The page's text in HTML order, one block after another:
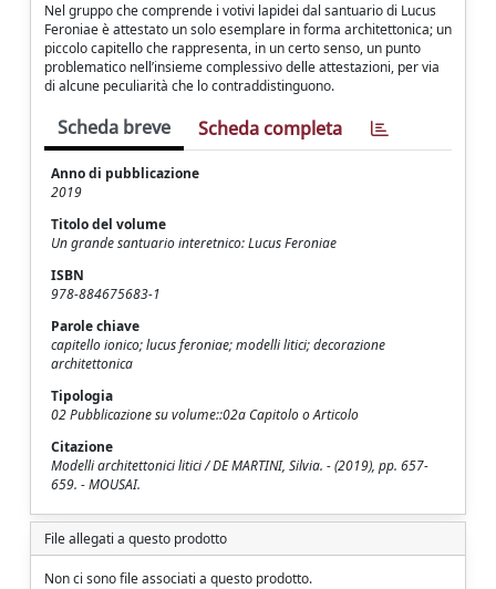
Nel gruppo che comprende i votivi lapidei dal santuario di Lucus
Feroniae è attestato un solo esemplare in forma architettonica; un
piccolo capitello che rappresenta, in un certo senso, un punto
problematico nell’insieme complessivo delle attestazioni, per via
di alcune peculiarità che lo contraddistinguono.
Scheda breve Scheda completa
Anno di pubblicazione
2019
Titolo del volume
Un grande santuario interetnico: Lucus Feroniae
ISBN
978-884675683-1
Parole chiave
capitello ionico; lucus feroniae; modelli litici; decorazione
architettonica
Tipologia
02 Pubblicazione su volume::02a Capitolo o Articolo
Citazione
Modelli architettonici litici / DE MARTINI, Silvia. - (2019), pp. 657-
659. - MOUSAI.
File allegati a questo prodotto
Non ci sono file associati a questo prodotto.